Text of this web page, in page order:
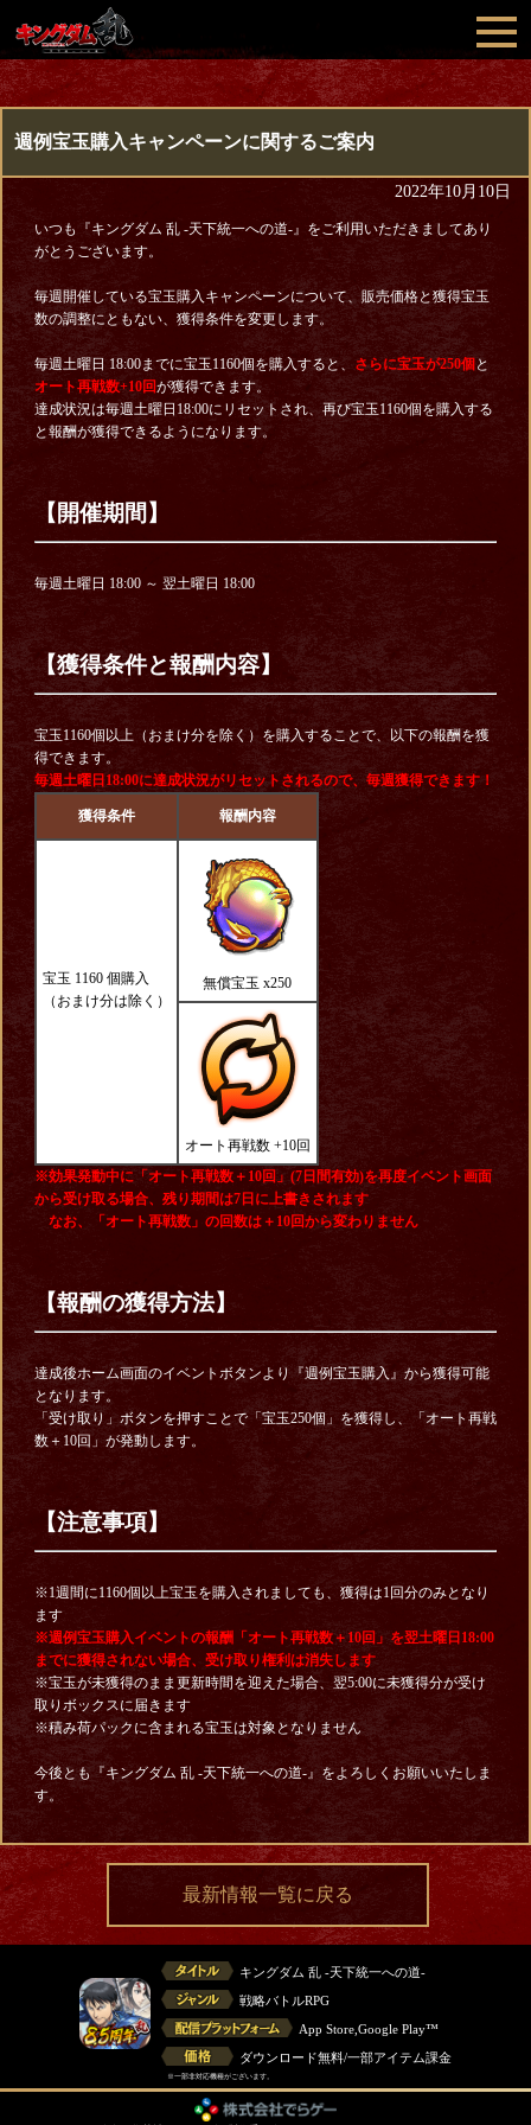
週例宝玉購入キャンペーンに関するご案内
2022年10月10日
いつも『キングダム 乱 -天下統一への道-』をご利用いただきましてあり
がとうございます。
毎週開催している宝玉購入キャンペーンについて、販売価格と獲得宝玉
数の調整にともない、獲得条件を変更します。
毎週土曜日 18:00までに宝玉1160個を購入すると、 さらに宝玉が250個 と
オート再戦数+10回が獲得できます。
達成状況は毎週土曜日18:00にリセットされ、再び宝玉1160個を購入する
と報酬が獲得できるようになります。
【開催期間】
毎週土曜日 18:00 ～ 翌土曜日 18:00
【獲得条件と報酬内容】
宝玉1160個以上（おまけ分を除く）を購入することで、以下の報酬を獲
得できます。
毎週土曜日18:00に達成状況がリセットされるので、毎週獲得できます！
獲得条件 報酬内容
宝玉 1160 個購入
（おまけ分は除く）
無償宝玉 x250
オート再戦数 +10回
※効果発動中に「オート再戦数＋10回」(7日間有効)を再度イベント画面
から受け取る場合、残り期間は7日に上書きされます
なお、「オート再戦数」の回数は＋10回から変わりません
【報酬の獲得方法】
達成後ホーム画面のイベントボタンより『週例宝玉購入』から獲得可能
となります。
「受け取り」ボタンを押すことで「宝玉250個」を獲得し、「オート再戦
数＋10回」が発動します。
【注意事項】
※1週間に1160個以上宝玉を購入されましても、獲得は1回分のみとなり
ます
※週例宝玉購入イベントの報酬「オート再戦数＋10回」を翌土曜日18:00
までに獲得されない場合、受け取り権利は消失します
※宝玉が未獲得のまま更新時間を迎えた場合、翌5:00に未獲得分が受け
取りボックスに届きます
※積み荷パックに含まれる宝玉は対象となりません
今後とも『キングダム 乱 -天下統一への道-』をよろしくお願いいたしま
す。
最新情報一覧に戻る
キングダム 乱 -天下統一への道-
戦略バトルRPG
App Store,Google Play™
ダウンロード無料/一部アイテム課金
※一部非対応機種がございます。